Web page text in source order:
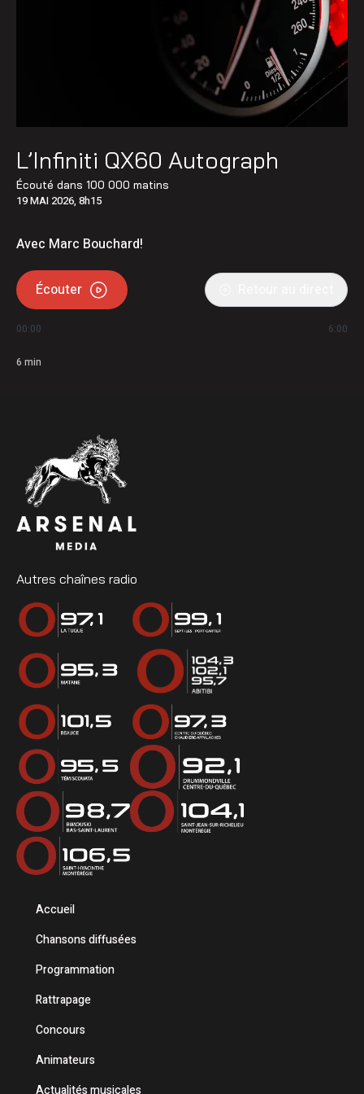
L’Infiniti QX60 Autograph
Écouté dans 100 000 matins
19 MAI 2026, 8h15
Avec Marc Bouchard!
Écouter
00:00 6:00
6 min
Autres chaînes radio
Accueil
Chansons diffusées
Programmation
Rattrapage
Concours
Animateurs
Actualités musicales